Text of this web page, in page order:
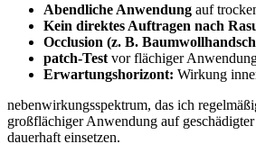
Abendliche Anwendung auf‌
Kein direktes Auftragen nach
Occlusion (z. B.
patch-Test ‌vor ⁤flächiger⁢
Erwartungshorizont: Wirkung
nebenwirkungsspektrum, das ich
‍großflächiger Anwendung auf
⁣dauerhaft einsetzen.